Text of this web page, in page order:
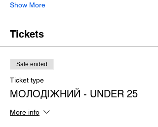
Show More
Tickets
Sale ended
Ticket type
МОЛОДІЖНИЙ - UNDER 25
More info